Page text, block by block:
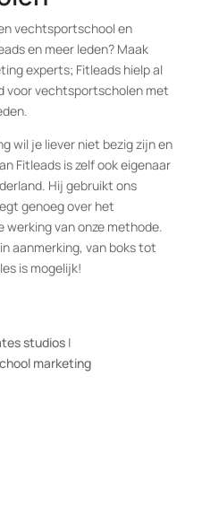
vechtsportschool en
en meer leden? Maak
experts; Fitleads hielp al
voor vechtsportscholen met
wil je liever niet bezig zijn en
Fitleads is zelf ook eigenaar
Hij gebruikt ons
genoeg over het
van onze methode.
aanmerking, van boks tot
is mogelijk!
studios |
marketing